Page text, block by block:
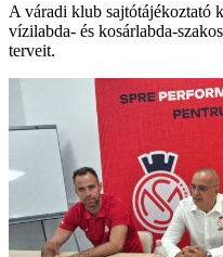
A váradi klub sajtótájékoztató
vízilabda- és kosárlabda-
terveit.